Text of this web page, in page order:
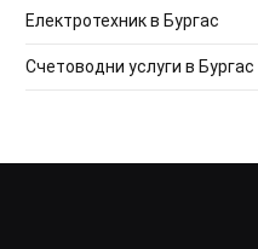
Електротехник в Бургас
Счетоводни услуги в Бургас